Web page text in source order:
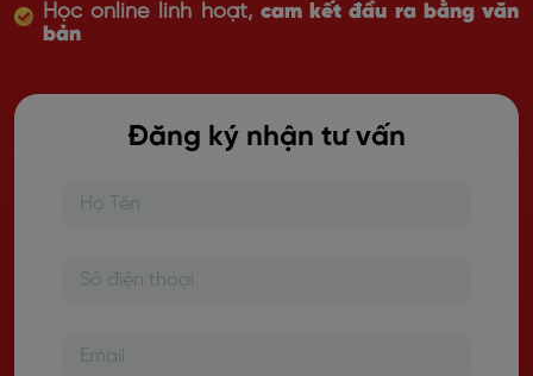
Học online linh hoạt, cam kết đầu ra bằng văn
bản
Đăng ký nhận tư vấn